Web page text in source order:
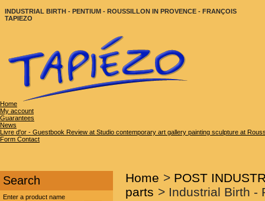
INDUSTRIAL BIRTH - PENTIUM - ROUSSILLON IN PROVENCE - FRANÇOIS
TAPIEZO
Home
My account
Guarantees
News
Livre d'or - Guestbook Review at Studio contemporary art gallery painting sculpture at
Form Contact
Search
Enter a product name
Home > POST
parts > Industrial Birth -